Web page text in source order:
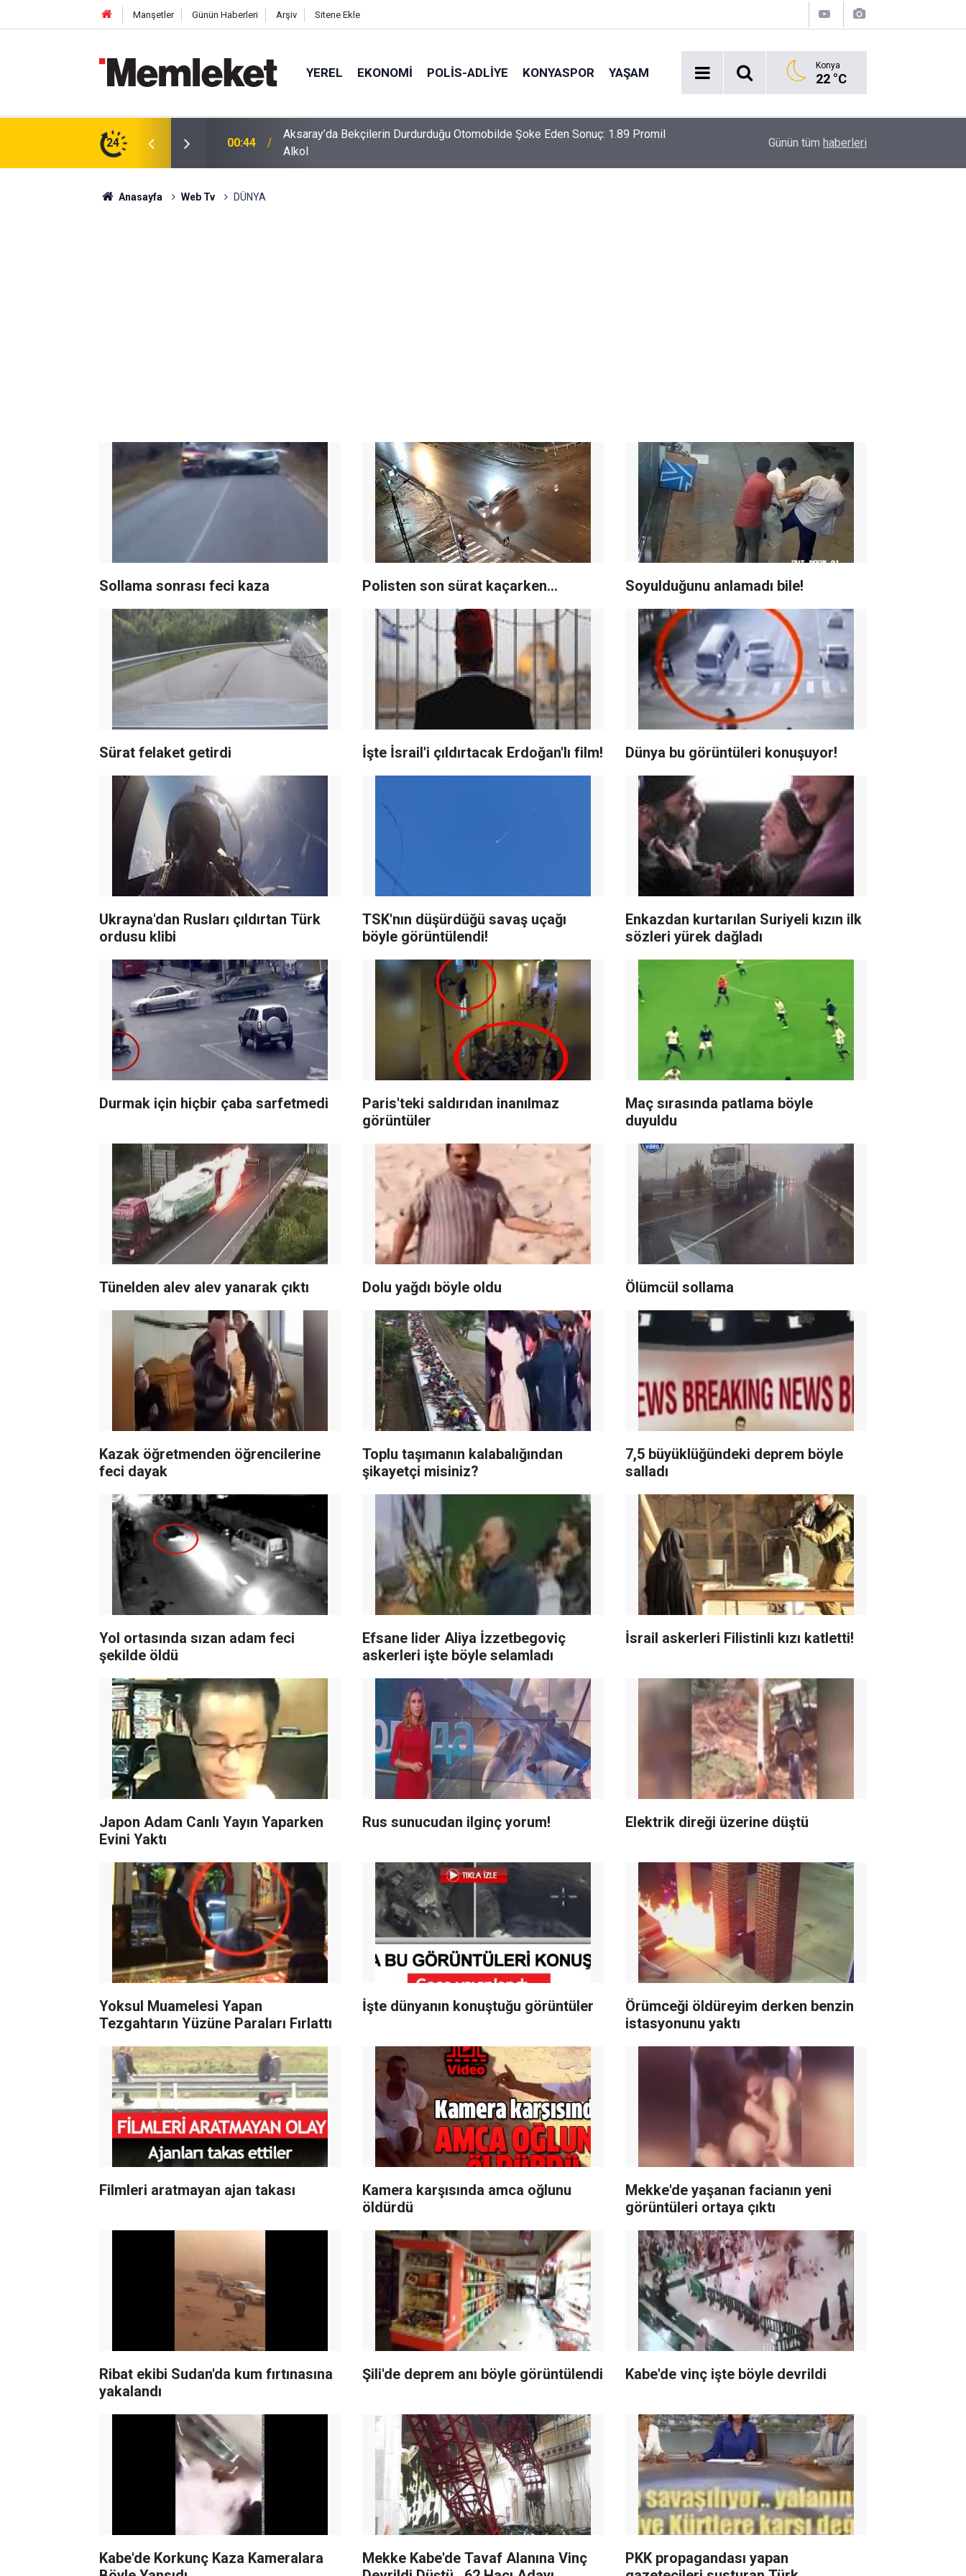
Manşetler Günün Haberleri Arşiv Sitene Ekle
YEREL EKONOMI POLİS-ADLİYE KONYASPOR YAŞAM Konya
22 °C
24
Otomobilde Şoke Eden Sonuç: 1.89 Promil
00:41 Polatlı-Haymana-Konya hattı bölünmüş yol oluyor Erkin Koray'ı bir tek onlar hatırladı
Günün tüm haberleri
Anasayfa Web Tv DÜNYA
Sollama sonrası feci kaza Polisten son sürat kaçarken... Soyulduğunu anlamadı bile!
Sürat felaket getirdi İşte İsrail'i çıldırtacak Erdoğan'lı film! Dünya bu görüntüleri konuşuyor!
Ukrayna'dan Rusları çıldırtan Türk
ordusu klibi
TSK'nın düşürdüğü savaş uçağı
böyle görüntülendi!
Enkazdan kurtarılan Suriyeli kızın ilk
sözleri yürek dağladı
Durmak için hiçbir çaba sarfetmedi
Paris'teki saldırıdan inanılmaz
görüntüler
Maç sırasında patlama böyle
duyuldu
Tünelden alev alev yanarak çıktı Dolu yağdı böyle oldu Ölümcül sollama
Kazak öğretmenden öğrencilerine
feci dayak
Toplu taşımanın kalabalığından
şikayetçi misiniz?
7,5 büyüklüğündeki deprem böyle
salladı
Yol ortasında sızan adam feci
şekilde öldü
Efsane lider Aliya İzzetbegoviç
askerleri işte böyle selamladı
İsrail askerleri Filistinli kızı katletti!
Japon Adam Canlı Yayın Yaparken
Evini Yaktı
Rus sunucudan ilginç yorum! Elektrik direği üzerine düştü
Yoksul Muamelesi Yapan
Tezgahtarın Yüzüne Paraları Fırlattı
İşte dünyanın konuştuğu görüntüler
Örümceği öldüreyim derken benzin
istasyonunu yaktı
Filmleri aratmayan ajan takası
Kamera karşısında amca oğlunu
öldürdü
Mekke'de yaşanan facianın yeni
görüntüleri ortaya çıktı
Ribat ekibi Sudan'da kum fırtınasına
yakalandı
Şili'de deprem anı böyle görüntülendi Kabe'de vinç işte böyle devrildi
Kabe'de Korkunç Kaza Kameralara
Mekke Kabe'de Tavaf Alanına Vinç
PKK propagandası yapan